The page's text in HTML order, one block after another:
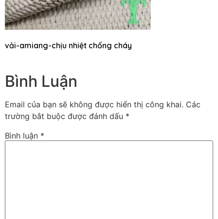
vải-amiang-chịu nhiệt chống cháy
Bình Luận
Email của bạn sẽ không được hiển thị công khai. Các
trường bắt buộc được đánh dấu *
Bình luận *